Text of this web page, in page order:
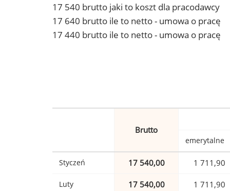
17 540 brutto jaki to koszt dla pracodawcy
17 640 brutto ile to netto - umowa o pracę
17 440 brutto ile to netto - umowa o pracę
Brutto
emerytalne
Styczeń 17 540,00 1 711,90
Luty 17 540,00 1 711,90